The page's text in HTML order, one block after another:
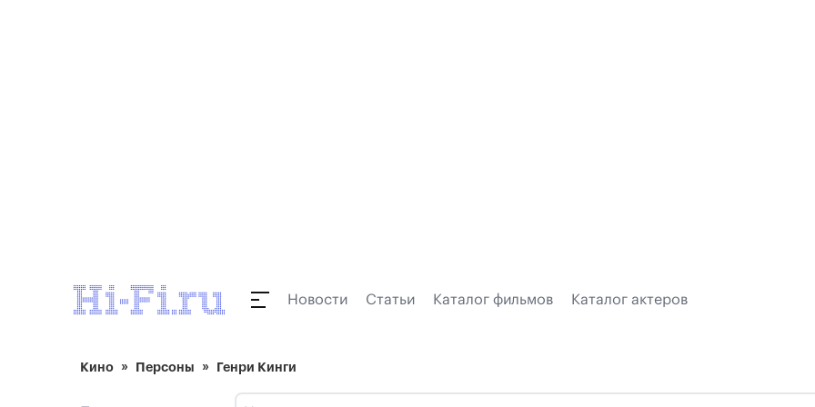
Новости Статьи Каталог фильмов Каталог актеров
Кино Персоны Генри Кинги